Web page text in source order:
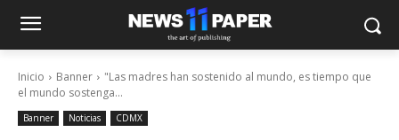
Inicio Banner
"Las madres han sostenido al mundo, es tiempo que
el mundo sostenga...
Banner Noticias CDMX